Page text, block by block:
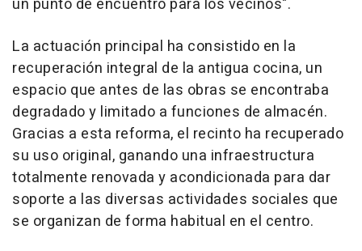
un punto de encuentro para los vecinos".
La actuación principal ha consistido en la
recuperación integral de la antigua cocina, un
espacio que antes de las obras se encontraba
degradado y limitado a funciones de almacén.
Gracias a esta reforma, el recinto ha recuperado
su uso original, ganando una infraestructura
totalmente renovada y acondicionada para dar
soporte a las diversas actividades sociales que
se organizan de forma habitual en el centro.